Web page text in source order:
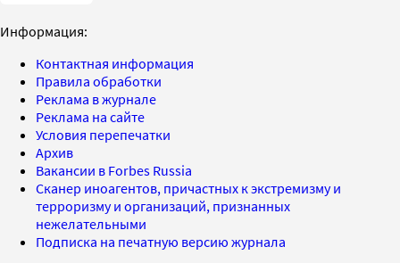
Информация:
Контактная информация
Правила обработки
Реклама в журнале
Реклама на сайте
Условия перепечатки
Архив
Вакансии в Forbes Russia
Сканер иноагентов, причастных к экстремизму и
терроризму и организаций, признанных
нежелательными
Подписка на печатную версию журнала